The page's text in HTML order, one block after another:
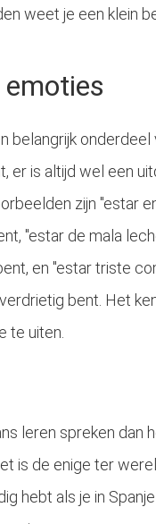
weet je een klein
belangrijk onderdeel
er is altijd wel een
zijn "estar
"estar de mala
en "estar triste
bent. Het
te uiten.
leren spreken dan
is de enige ter
hebt als je in